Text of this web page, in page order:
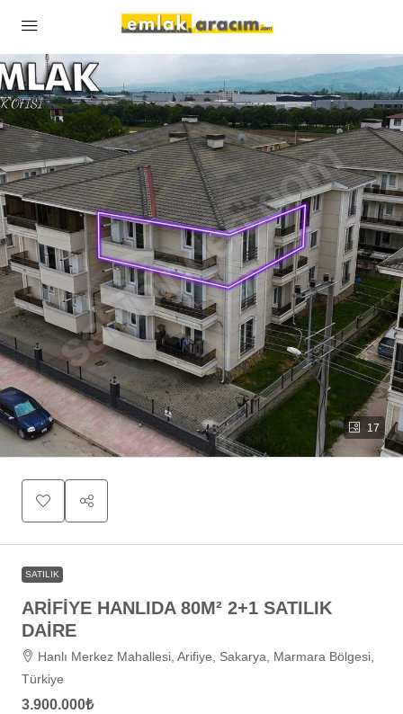
17
SATILIK
ARİFİYE HANLIDA 80M² 2+1 SATILIK
DAİRE
Hanlı Merkez Mahallesi, Arifiye, Sakarya, Marmara Bölgesi,
Türkiye
3.900.000₺